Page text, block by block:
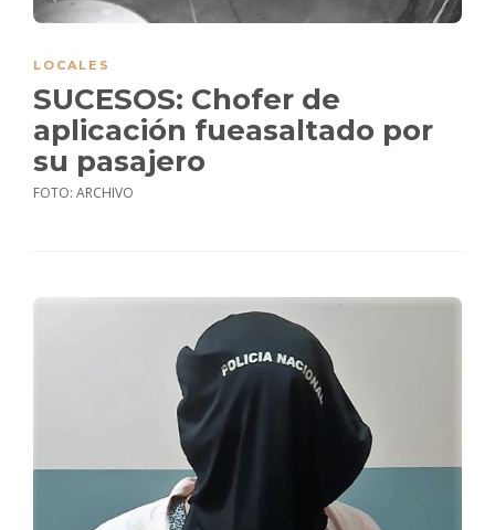
LOCALES
SUCESOS: Chofer de
aplicación fueasaltado por
su pasajero
FOTO: ARCHIVO